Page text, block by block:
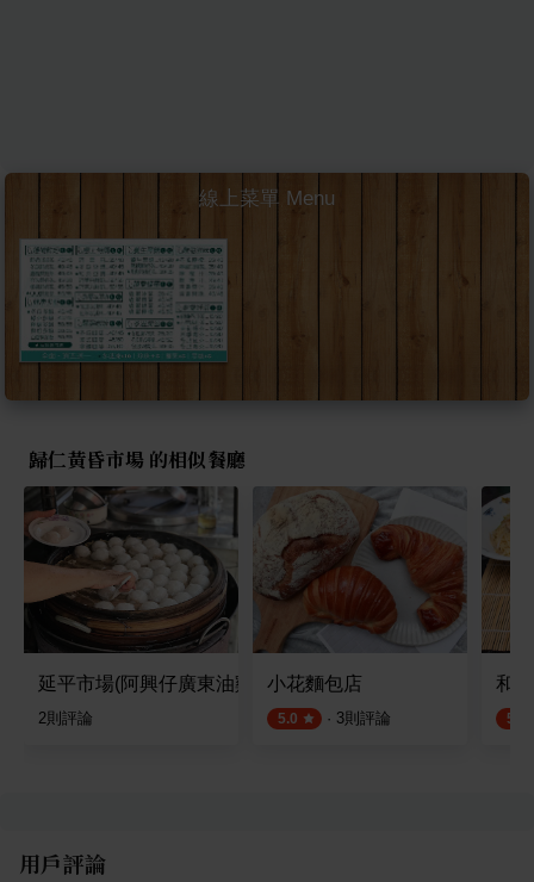
線上菜單 Menu
歸仁黃昏市場 的相似餐廳
延平市場(阿興仔廣東油雞小菜)
2則評論
小花麵包店
5.0 · 3則評論
和
5.0
用戶評論